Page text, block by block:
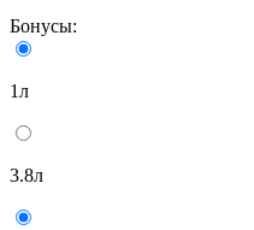
Бонусы:
1л
3.8л